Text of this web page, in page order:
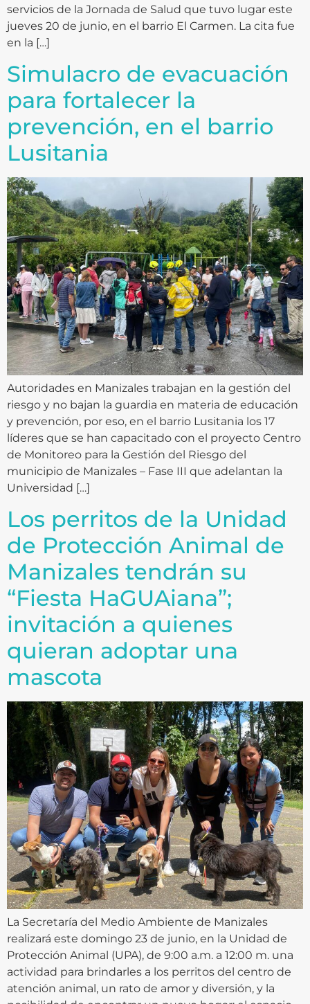
servicios de la Jornada de Salud que tuvo lugar este
jueves 20 de junio, en el barrio El Carmen. La cita fue
en la […]
Simulacro de evacuación
para fortalecer la
prevención, en el barrio
Lusitania
Autoridades en Manizales trabajan en la gestión del
riesgo y no bajan la guardia en materia de educación
y prevención, por eso, en el barrio Lusitania los 17
líderes que se han capacitado con el proyecto Centro
de Monitoreo para la Gestión del Riesgo del
municipio de Manizales – Fase III que adelantan la
Universidad […]
Los perritos de la Unidad
de Protección Animal de
Manizales tendrán su
“Fiesta HaGUAiana”;
invitación a quienes
quieran adoptar una
mascota
La Secretaría del Medio Ambiente de Manizales
realizará este domingo 23 de junio, en la Unidad de
Protección Animal (UPA), de 9:00 a.m. a 12:00 m. una
actividad para brindarles a los perritos del centro de
atención animal, un rato de amor y diversión, y la